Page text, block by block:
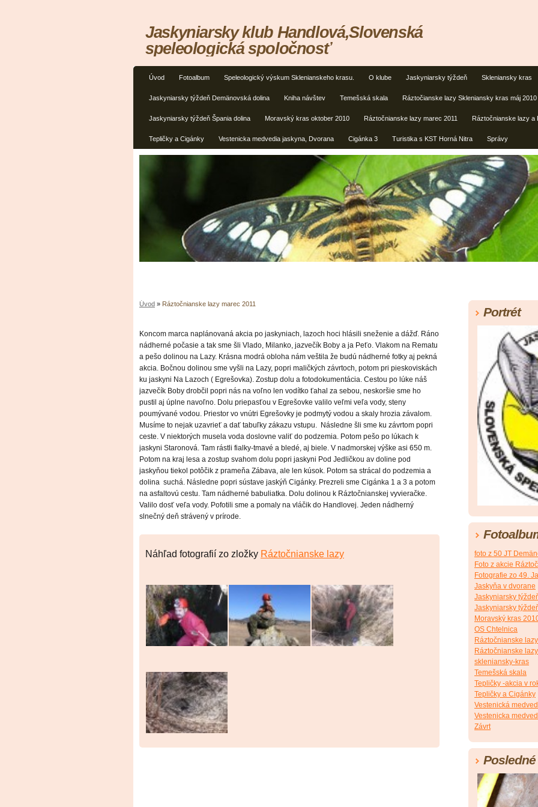
Úvod Fotoalbum Speleologický výskum Sklenianskeho krasu. O klube Jaskyniarsky týždeň Skleniansky kras
Jaskyniarsky týždeň Demänovská dolina Kniha návštev Temešská skala Ráztočianske lazy Skleniansky kras máj 2010
Jaskyniarsky týždeň Špania dolina Moravský kras oktober 2010 Ráztočnianske lazy marec 2011 Ráztočnianske lazy a
Tepličky a Cigánky Vestenicka medvedia jaskyna, Dvorana Cigánka 3 Turistika s KST Horná Nitra Správy
Jaskyniarsky klub Handlová,Slovenská
speleologická spoločnosť
Úvod » Ráztočnianske lazy marec 2011
Koncom marca naplánovaná akcia po jaskyniach, lazoch hoci hlásili sneženie a dážď. Ráno
nádherné počasie a tak sme šli Vlado, Milanko, jazvečík Boby a ja Peťo. Vlakom na Rematu
a pešo dolinou na Lazy. Krásna modrá obloha nám veštila že budú nádherné fotky aj pekná
akcia. Bočnou dolinou sme vyšli na Lazy, popri maličkých závrtoch, potom pri pieskoviskách
ku jaskyni Na Lazoch ( Egrešovka). Zostup dolu a fotodokumentácia. Cestou po lúke náš
jazvečík Boby drobčil popri nás na voľno len vodítko ťahal za sebou, neskoršie sme ho
pustil aj úplne navoľno. Dolu priepasťou v Egrešovke valilo veľmi veľa vody, steny
poumývané vodou. Priestor vo vnútri Egrešovky je podmytý vodou a skaly hrozia závalom.
Musíme to nejak uzavrieť a dať tabuľky zákazu vstupu. Následne šli sme ku závrtom popri
ceste. V niektorých musela voda doslovne valiť do podzemia. Potom pešo po lúkach k
jaskyni Staronová. Tam rástli fialky-tmavé a bledé, aj biele. V nadmorskej výške asi 650 m.
Potom na kraj lesa a zostup svahom dolu popri jaskyni Pod Jedličkou av doline pod
jaskyňou tiekol potôčik z prameňa Zábava, ale len kúsok. Potom sa strácal do podzemia a
dolina suchá. Následne popri sústave jaskýň Cigánky. Prezreli sme Cigánka 1 a 3 a potom
na asfaltovú cestu. Tam nádherné babuliatka. Dolu dolinou k Ráztočnianskej vyvieračke.
Valilo dosť veľa vody. Pofotili sme a pomaly na vláčik do Handlovej. Jeden nádherný
slnečný deň strávený v prírode.
Náhľad fotografií zo zložky Ráztočnianske lazy
Portrét
foto z 50 JT
Foto z akcie
Fotografie zo 49.
Jaskyňa v dvorane
Jaskyniarsky
Jaskyniarsky
Moravský kras
OS Chtelnica
Ráztočnianske lazy
Ráztočnianske
skleniansky-kras
Temešská skala
Tepličky -akcia v
Tepličky a Cigánky
Vestenická
Vestenicka
Závrt